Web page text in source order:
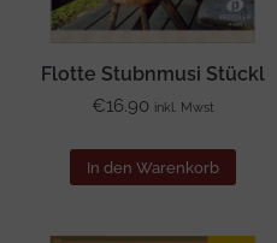
Flotte Stubnmusi Stückl
€16.90 inkl. Mwst
In den Warenkorb